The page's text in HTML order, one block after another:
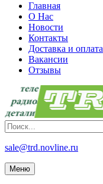
Главная
О Нас
Новости
Контакты
Доставка и оплата
Вакансии
Отзывы
sale@trd.novline.ru
Меню